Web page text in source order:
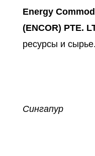
Energy
(ENCOR) PTE.
ресурсы и сырье.
Сингапур